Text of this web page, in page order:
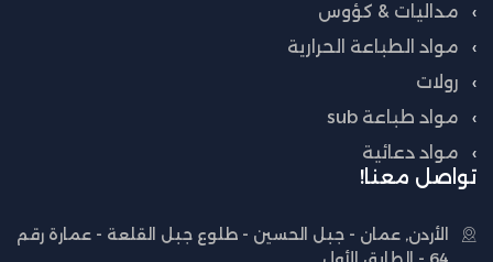
مداليات & كؤوس
مواد الطباعة الحرارية
رولات
مواد طباعة sub
مواد دعائية
تواصل معنا!
الأردن, عمان - جبل الحسين - طلوع جبل القلعة - عمارة رقم